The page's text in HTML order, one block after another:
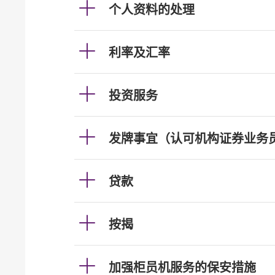
个人资料的处理
利率及汇率
投资服务
发牌事宜（认可机构证券业务
贷款
按揭
加强柜员机服务的保安措施